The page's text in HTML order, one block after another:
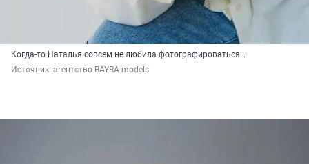
Когда-то Наталья совсем не любила фотографироваться…
Источник: агентство BAYRA models